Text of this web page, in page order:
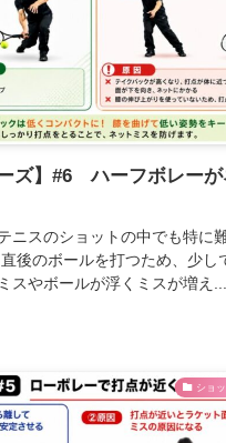
ーズ】#6 ハーフボレー
ニスのショットの中でも特に
後のボールを打つため、少し
スやボールが浮くミスが増え...
ショ